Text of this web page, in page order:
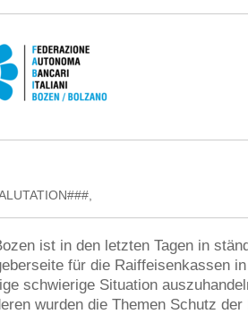
ist in den letzten Tagen in
für die Raiffeisenkassen
schwierige Situation
wurden die Themen Schutz der